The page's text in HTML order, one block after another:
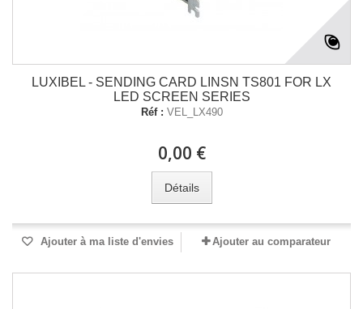
LUXIBEL - SENDING CARD LINSN TS801 FOR LX
LED SCREEN SERIES
Réf : VEL_LX490
0,00 €
Détails
Ajouter à ma liste d'envies Ajouter au comparateur